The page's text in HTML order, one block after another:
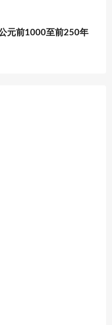
元前1000至前250年